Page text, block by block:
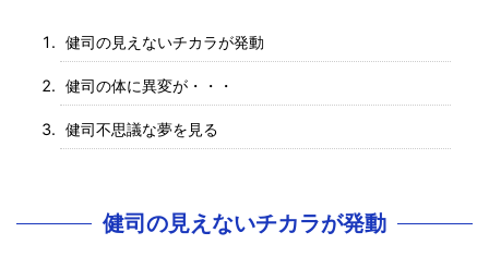
健司の見えないチカラが発動
健司の体に異変が・・・
健司不思議な夢を見る
健司の見えないチカラが発動